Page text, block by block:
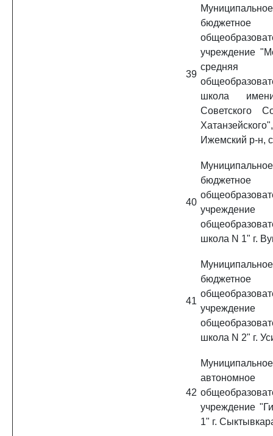
39
Муниципальное
бюджетное
учреждение
средняя
школа
Советского
Хатанзейского",
Ижемский р-н,
40
Муниципальное
бюджетное
учреждение
школа N 1" г.
41
Муниципальное
бюджетное
учреждение
школа N 2" г.
42
Муниципальное
автономное
учреждение
1" г.